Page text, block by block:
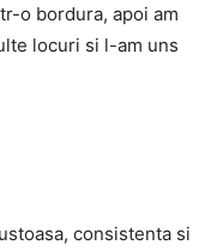
o bordura, apoi am
locuri si l-am uns
consistenta si